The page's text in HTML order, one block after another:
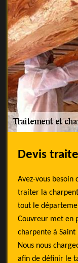
Devis
Avez-vous
traiter la
tout le
Couvreur met en
charpente à Saint
Nous nous
afin de définir le